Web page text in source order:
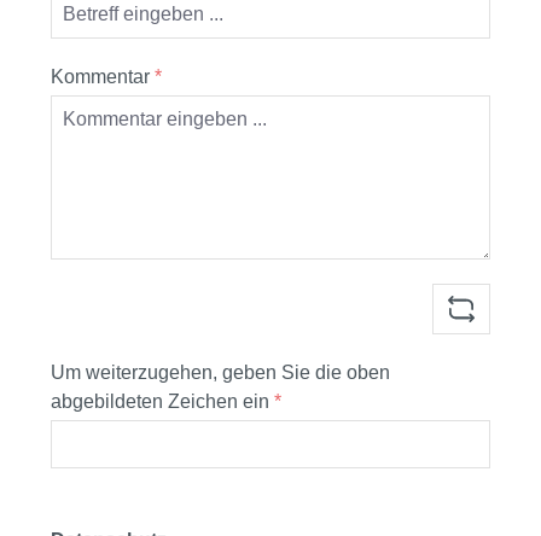
Kommentar *
Um weiterzugehen, geben Sie die oben
abgebildeten Zeichen ein *